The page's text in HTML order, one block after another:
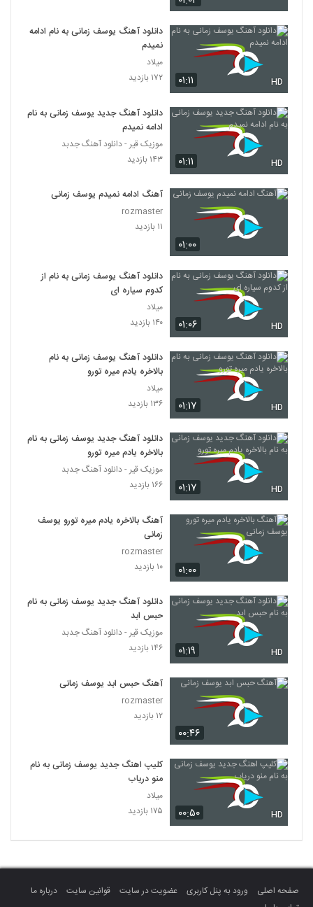
۰۱:۱۱ HD
دانلود آهنگ یوسف زمانی به نام ادامه
نمیدم
میلاد
۱۷۲ بازدید
۰۱:۱۱ HD
دانلود آهنگ جدید یوسف زمانی به نام
ادامه نمیدم
موزیک قیر - دانلود آهنگ جدبد
۱۴۳ بازدید
۰۱:۰۰
آهنگ ادامه نمیدم یوسف زمانی
rozmaster
۱۱ بازدید
۰۱:۰۶ HD
دانلود آهنگ یوسف زمانی به نام از
کدوم سیاره ای
میلاد
۱۴۰ بازدید
۰۱:۱۷ HD
دانلود آهنگ یوسف زمانی به نام
بالاخره یادم میره تورو
میلاد
۱۳۶ بازدید
۰۱:۱۷ HD
دانلود آهنگ جدید یوسف زمانی به نام
بالاخره یادم میره تورو
موزیک قیر - دانلود آهنگ جدبد
۱۶۶ بازدید
۰۱:۰۰
آهنگ بالاخره یادم میره تورو یوسف
زمانی
rozmaster
۱۰ بازدید
۰۱:۱۹ HD
دانلود آهنگ جدید یوسف زمانی به نام
حبس ابد
موزیک قیر - دانلود آهنگ جدبد
۱۴۶ بازدید
۰۰:۴۶
آهنگ حبس ابد یوسف زمانی
rozmaster
۱۲ بازدید
۰۰:۵۰ HD
کلیپ اهنگ جدید یوسف زمانی به نام
منو دریاب
میلاد
۱۷۵ بازدید
صفحه اصلی ورود به پنل کاربری عضویت در سایت قوانین سایت
درباره ما